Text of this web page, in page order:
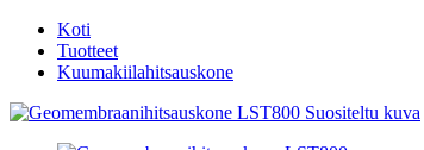
Koti
Tuotteet
Kuumakiilahitsauskone